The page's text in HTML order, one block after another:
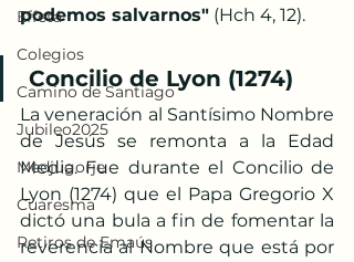
Effetá
Colegios
Camino de Santiago
Jubileo2025
Medjugorje
Cuaresma
Retiros de Emaús
podemos salvarnos" (Hch 4, 12).
Concilio de Lyon (1274)
La veneración al Santísimo Nombre
de Jesús se remonta a la Edad
Media. Fue durante el Concilio de
Lyon (1274) que el Papa Gregorio X
dictó una bula a fin de fomentar la
reverencia al Nombre que está por